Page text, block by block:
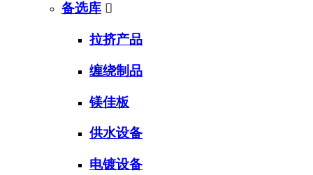
备选库 
拉挤产品
缠绕制品
镁佳板
供水设备
电镀设备